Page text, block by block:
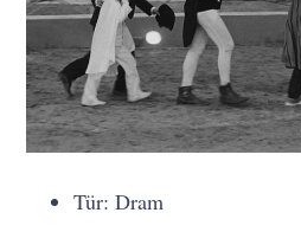
Tür: Dram